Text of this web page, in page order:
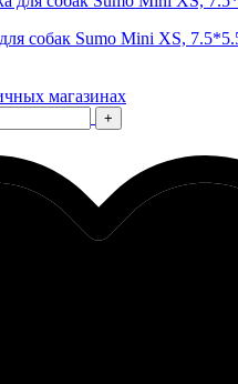
собак Sumo Mini XS,
магазинах
+